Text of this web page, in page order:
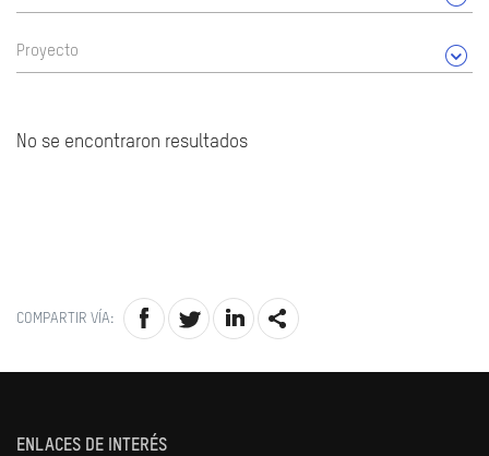
Proyecto
No se encontraron resultados
COMPARTIR VÍA:
ENLACES DE INTERÉS